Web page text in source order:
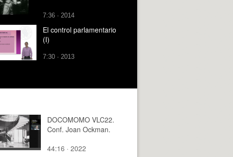
7:36 · 2014
El control parlamentario
(I)
7:30 · 2013
DOCOMOMO VLC22.
Conf. Joan Ockman.
44:16 · 2022